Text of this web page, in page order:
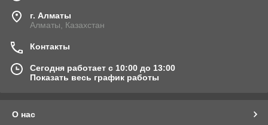
г. Алматы
Алматы, Казахстан
Контакты
Сегодня работает с 10:00 до 13:00
Показать весь график работы
О нас